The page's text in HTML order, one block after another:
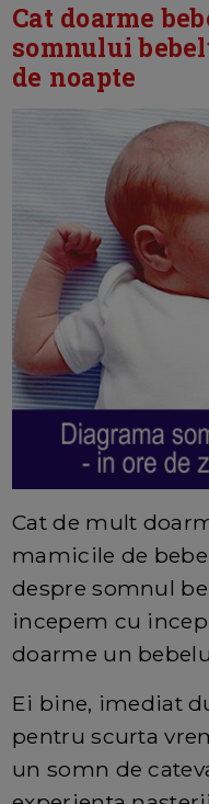
Cat doarme
somnului
de noapte
Cat de mult
mamicile de
despre somnul
incepem cu
doarme un
Ei bine, imediat
pentru scurta
un somn de